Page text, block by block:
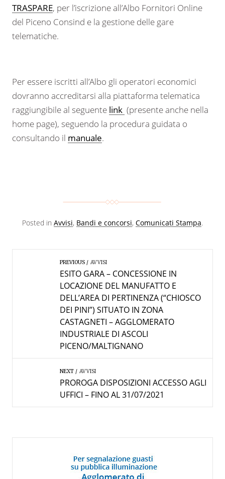
TRASPARE, per l’iscrizione all’Albo Fornitori Online
del Piceno Consind e la gestione delle gare
telematiche.
Per essere iscritti all’Albo gli operatori economici
dovranno accreditarsi alla piattaforma telematica
raggiungibile al seguente link (presente anche nella
home page), seguendo la procedura guidata o
consultando il manuale.
Posted in Avvisi, Bandi e concorsi, Comunicati Stampa.
PREVIOUS AVVISI
ESITO GARA – CONCESSIONE IN
LOCAZIONE DEL MANUFATTO E
DELL’AREA DI PERTINENZA (“CHIOSCO
DEI PINI”) SITUATO IN ZONA
CASTAGNETI – AGGLOMERATO
INDUSTRIALE DI ASCOLI
PICENO/MALTIGNANO
NEXT AVVISI
PROROGA DISPOSIZIONI ACCESSO AGLI
UFFICI – FINO AL 31/07/2021